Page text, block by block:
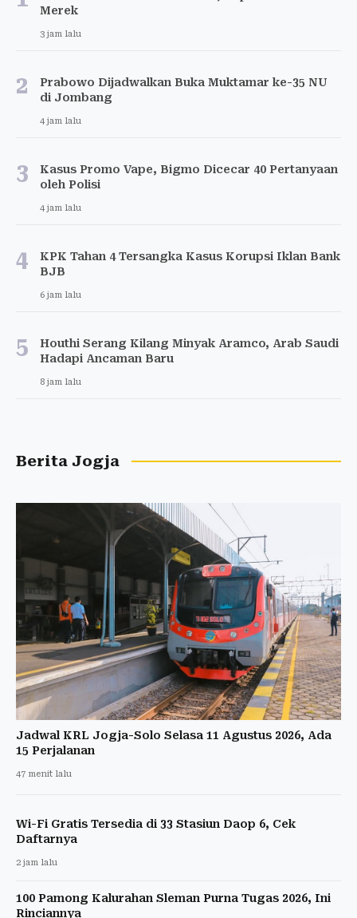
Merek
3 jam lalu
2
Prabowo Dijadwalkan Buka Muktamar ke-35 NU
di Jombang
4 jam lalu
3
Kasus Promo Vape, Bigmo Dicecar 40 Pertanyaan
oleh Polisi
4 jam lalu
4
KPK Tahan 4 Tersangka Kasus Korupsi Iklan Bank
BJB
6 jam lalu
5
Houthi Serang Kilang Minyak Aramco, Arab Saudi
Hadapi Ancaman Baru
8 jam lalu
Berita Jogja
Jadwal KRL Jogja-Solo Selasa 11 Agustus 2026, Ada
15 Perjalanan
47 menit lalu
Wi-Fi Gratis Tersedia di 33 Stasiun Daop 6, Cek
Daftarnya
2 jam lalu
100 Pamong Kalurahan Sleman Purna Tugas 2026, Ini
Rinciannya